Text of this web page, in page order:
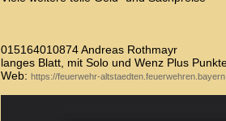
015164010874 Andreas Rothmayr
langes Blatt, mit Solo und Wenz Plus
Web: https://feuerwehr-altstaedten.feuerwehren.bayern